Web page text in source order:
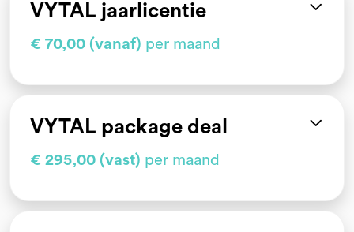
VYTAL jaarlicentie
€ 70,00 (vanaf) per maand
VYTAL package deal
€ 295,00 (vast) per maand